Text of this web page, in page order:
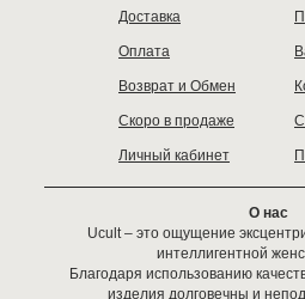
Доставка
Оплата
Возврат и Обмен
Скоро в продаже
Личный кабинет
О нас
Ucult – это ощущение
интеллигентной
Благодаря использованию
изделия долговечны и